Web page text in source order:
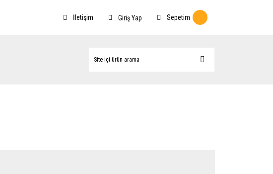
İletişim Giriş Yap Sepetim